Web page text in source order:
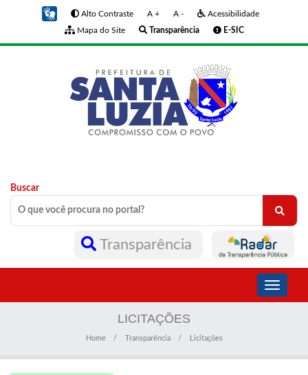
Alto Contraste A + A -
Acessibilidade
Mapa do Site
Transparência E-SIC
Buscar
Transparência
Toggle
LICITAÇÕES
Home Transparência Licitações